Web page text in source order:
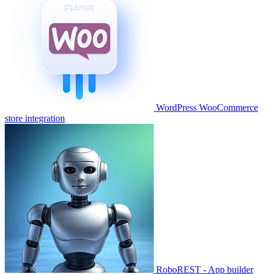
WordPress WooCommerce
store integration
RoboREST - App builder